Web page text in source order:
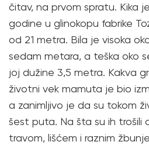
čitav, na prvom spratu. Kika
godine u glinokopu fabrike
od 21 metra. Bila je visoka
sedam metara, a teška oko
joj dužine 3,5 metra. Kakva
životni vek mamuta je bio
a zanimljivo je da su tokom
šest puta. Na šta su ih trošili
travom, lišćem i raznim